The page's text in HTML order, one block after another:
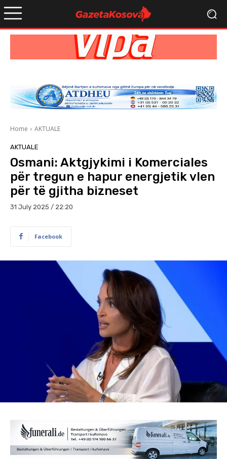
Home AKTUALE
AKTUALE
Osmani: Aktgjykimi i Komerciales
për tregun e hapur energjetik vlen
për të gjitha bizneset
31 July 2025 / 22:20
Facebook